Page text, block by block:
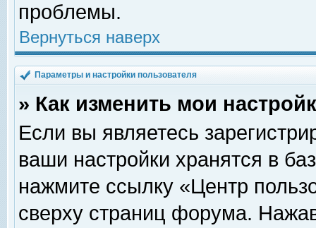
проблемы.
Вернуться наверх
Параметры и настройки пользователя
» Как изменить мои
Если вы являетесь
ваши настройки хранятся в
нажмите ссылку «Центр
сверху страниц форума.